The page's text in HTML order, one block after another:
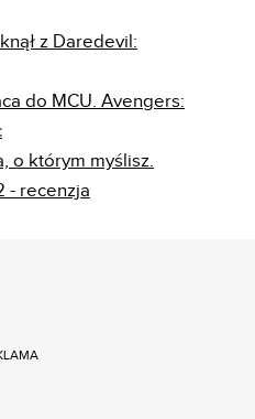
z Daredevil:
do MCU. Avengers:
o którym myślisz.
- recenzja